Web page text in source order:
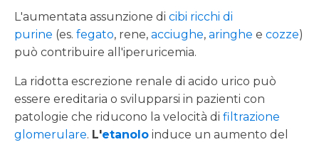
L'aumentata assunzione di cibi ricchi di
purine (es. fegato, rene, acciughe, aringhe e cozze)
può contribuire all'iperuricemia.
La ridotta escrezione renale di acido urico può
essere ereditaria o svilupparsi in pazienti con
patologie che riducono la velocità di filtrazione
glomerulare. L'etanolo induce un aumento del